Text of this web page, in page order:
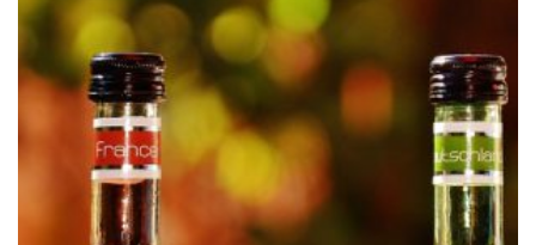
UNDER
–
DU
HAR
TID
TIL
Å
LAGE
NOE